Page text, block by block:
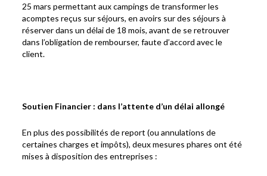
25 mars permettant aux campings de transformer les
acomptes reçus sur séjours, en avoirs sur des séjours à
réserver dans un délai de 18 mois, avant de se retrouver
dans l’obligation de rembourser, faute d’accord avec le
client.
Soutien Financier : dans l’attente d’un délai allongé
En plus des possibilités de report (ou annulations de
certaines charges et impôts), deux mesures phares ont été
mises à disposition des entreprises :